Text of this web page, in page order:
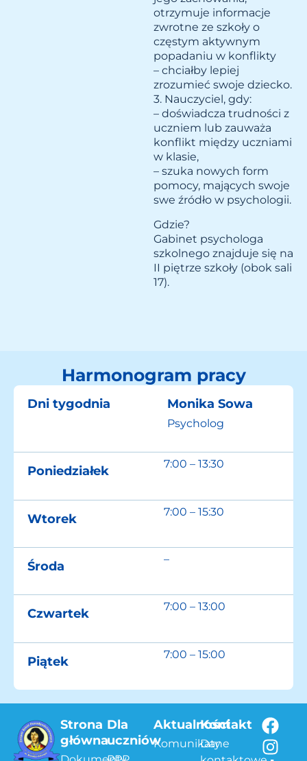
otrzymuje informacje
zwrotne ze szkoły o
częstym aktywnym
popadaniu w konflikty
– chciałby lepiej
zrozumieć swoje dziecko.
3. Nauczyciel, gdy:
– doświadcza trudności z
uczniem lub zauważa
konflikt między uczniami
w klasie,
– szuka nowych form
pomocy, mających swoje
swe źródło w psychologii.
Gdzie?
Gabinet psychologa
szkolnego znajduje się na
II piętrze szkoły (obok sali
17).
Harmonogram pracy
Dni tygodnia Monika Sowa
Psycholog
Poniedziałek 7:00 – 13:30
Wtorek 7:00 – 15:30
Środa –
Czwartek 7:00 – 13:00
Piątek 7:00 – 15:00
Strona
główna
Dla
uczniów
Aktualności
Komunikaty
Kontakt
Dane